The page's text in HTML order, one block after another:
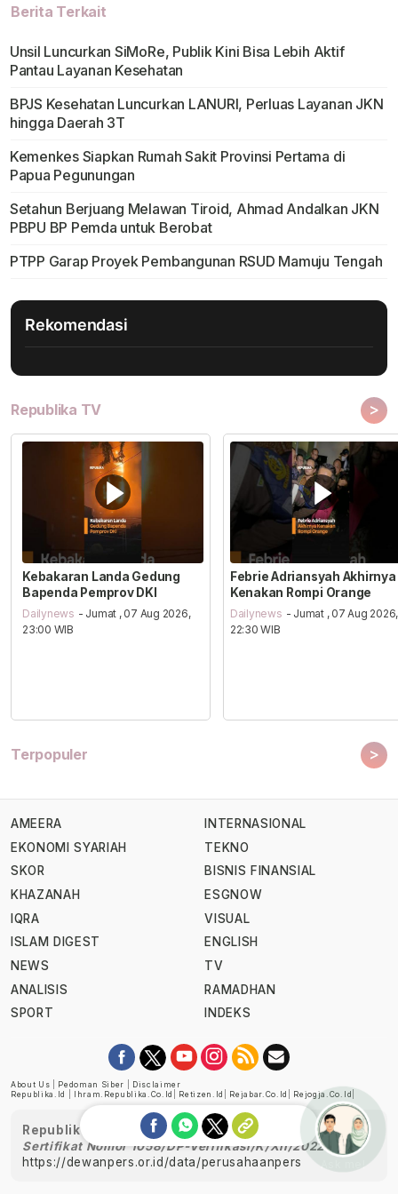
Berita Terkait
Unsil Luncurkan SiMoRe, Publik Kini Bisa Lebih Aktif
Pantau Layanan Kesehatan
BPJS Kesehatan Luncurkan LANURI, Perluas Layanan JKN
hingga Daerah 3T
Kemenkes Siapkan Rumah Sakit Provinsi Pertama di
Papua Pegunungan
Setahun Berjuang Melawan Tiroid, Ahmad Andalkan JKN
PBPU BP Pemda untuk Berobat
PTPP Garap Proyek Pembangunan RSUD Mamuju Tengah
Rekomendasi
Republika TV >
Kebakaran Landa Gedung
Bapenda Pemprov DKI
Dailynews - Jumat , 07 Aug 2026,
23:00 WIB
Febrie Adriansyah Akhirnya
Kenakan Rompi Orange
Dailynews - Jumat , 07 Aug 2026,
22:30 WIB
Terpopuler >
AMEERA
EKONOMI SYARIAH
SKOR
KHAZANAH
IQRA
ISLAM DIGEST
NEWS
ANALISIS
SPORT
INTERNASIONAL
TEKNO
BISNIS FINANSIAL
ESGNOW
VISUAL
ENGLISH
TV
RAMADHAN
INDEKS
About Us Pedoman Siber
Disclaimer
Republika.id
Ihram.republika.co.id Retizen.id Rejabar.co.id Rejogja.co.id
Republika telah diverifikasi oleh Dewan Pers
Sertifikat Nomor 1058/DP-Verifikasi/K/XII/2022
https://dewanpers.or.id/data/perusahaanpers
Ask me!